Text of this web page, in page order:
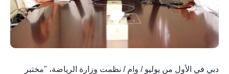
دبي في الأول من يوليو / وام / نظمت وزارة الرياضة، "مختبر